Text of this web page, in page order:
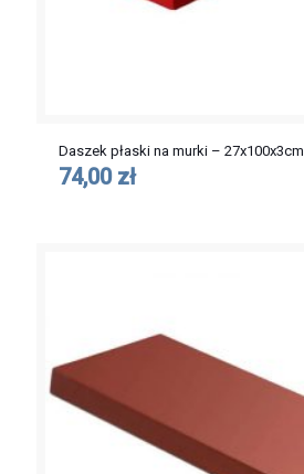
Daszek płaski na murki – 27x100x3cm
74,00 zł